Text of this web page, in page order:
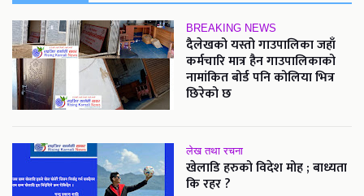
BREAKING NEWS
दैलेखको यस्तो गाउपालिका जहाँ
कर्मचारि मात्र हैन गाउपालिकाको
नामांकित बोर्ड पनि कोलिया भित्र
छिरेको छ
लेख तथा रचना
खेलाडि हरुको विदेश मोह ; बाध्यता
कि रहर ?